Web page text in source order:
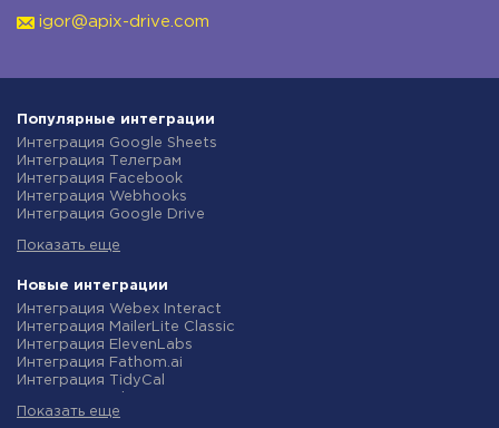
igor@apix-drive.com
Популярные интеграции
Интеграция Google Sheets
Интеграция Телеграм
Интеграция Facebook
Интеграция Webhooks
Интеграция Google Drive
Интеграция Gmail
Интеграция Новая Почта
Интеграция Binotel
Интеграция OpenAI (ChatGPT)
Интеграция Prom
Интеграция Приват24
Интеграция OLX
Интеграция TurboSMS
Интеграция SendPulse
Показать еще
Новые интеграции
Интеграция Webex Interact
Интеграция MailerLite Classic
Интеграция ElevenLabs
Интеграция Fathom.ai
Интеграция TidyCal
Интеграция Gist
Показать еще